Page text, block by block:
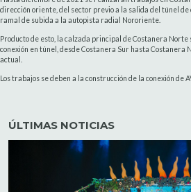
dirección oriente, del sector previo a la salida del túnel de
ramal de subida a la autopista radial Nororiente.
Producto de esto, la calzada principal de Costanera
conexión en túnel, desde Costanera Sur hasta Costanera
actual.
Los trabajos se deben a la construcción de la conexión de
ÚLTIMAS NOTICIAS